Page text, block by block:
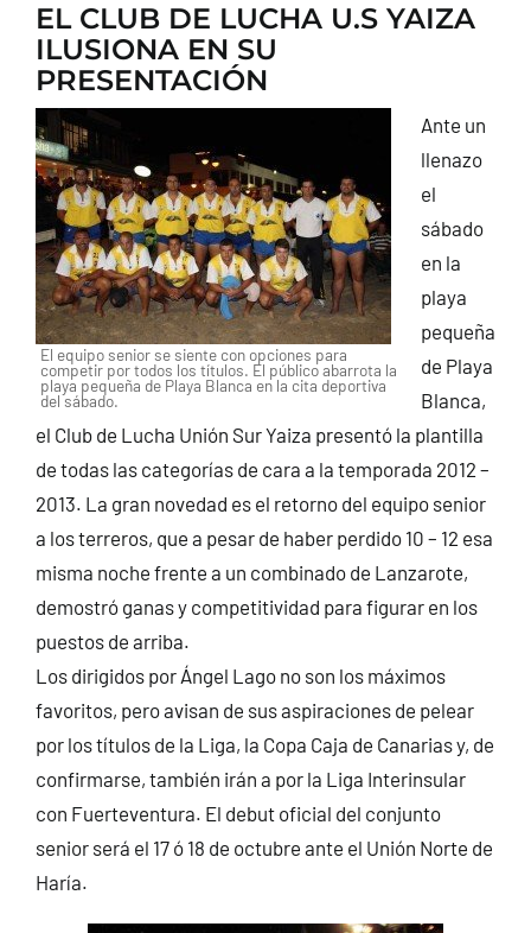
EL CLUB DE LUCHA U.S YAIZA
ILUSIONA EN SU
PRESENTACIÓN
El equipo senior se siente con opciones para
competir por todos los títulos. El público abarrota la
playa pequeña de Playa Blanca en la cita deportiva
del sábado.
Ante un
llenazo
el
sábado
en la
playa
pequeña
de Playa
Blanca,
el Club de Lucha Unión Sur Yaiza presentó la plantilla
de todas las categorías de cara a la temporada 2012 –
2013. La gran novedad es el retorno del equipo senior
a los terreros, que a pesar de haber perdido 10 – 12 esa
misma noche frente a un combinado de Lanzarote,
demostró ganas y competitividad para figurar en los
puestos de arriba.
Los dirigidos por Ángel Lago no son los máximos
favoritos, pero avisan de sus aspiraciones de pelear
por los títulos de la Liga, la Copa Caja de Canarias y, de
confirmarse, también irán a por la Liga Interinsular
con Fuerteventura. El debut oficial del conjunto
senior será el 17 ó 18 de octubre ante el Unión Norte de
Haría.